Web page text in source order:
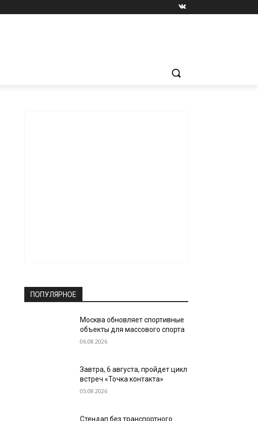
ПОПУЛЯРНОЕ
Москва обновляет спортивные
объекты для массового спорта
06.08.2026
Завтра, 6 августа, пройдет цикл
встреч «Точка контакта»
05.08.2026
Стендап без транспортного